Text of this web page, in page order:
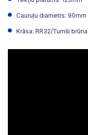
Cauruļu diametrs: 90mm
Krāsa: RR32/Tumši brūna